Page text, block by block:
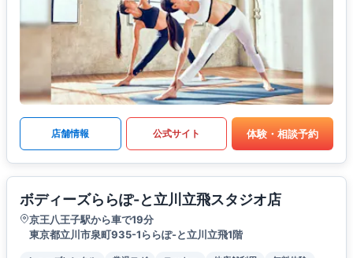
店舗情報 公式サイト 体験・相談予約
ボディーズららぽ-と立川立飛スタジオ店
京王八王子駅から車で19分
東京都立川市泉町935-1ららぽ-と立川立飛1階